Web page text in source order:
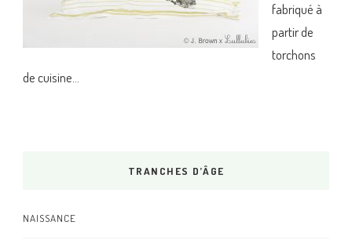
fabriqué à
partir de
torchons
de cuisine…
TRANCHES D’ÂGE
NAISSANCE